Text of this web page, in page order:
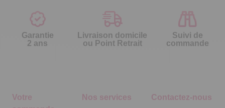
Garantie
2 ans
Livraison domicile
ou Point Retrait
Suivi de
commande
Votre
Nos services Contactez-nous